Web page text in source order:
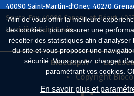
Afin de vous offrir la meilleure
des cookies : pour assurer une
récolter des statistiques afin
du site et vous proposer une
sécurité. Vous pouvez changer
paramétrant vos cookies.
En savoir plus et
40090 Saint-Martin-d'Oney, 40270
Sainte-Foy, 40090 Canenx-et-Réaut,
Larrivière-Saint-Savin
Biocoop.fr
Le
Copyright